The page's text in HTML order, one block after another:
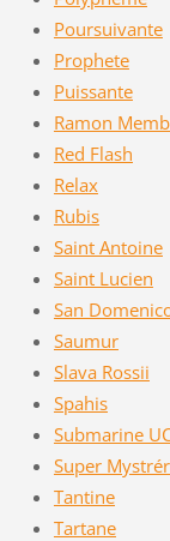
Poursuivante
Prophete
Puissante
Ramon
Red Flash
Relax
Rubis
Saint Antoine
Saint Lucien
San
Saumur
Slava Rossii
Spahis
Submarine
Super
Tantine
Tartane